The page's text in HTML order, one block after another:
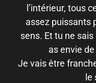
l’intérieur, tous
assez puissants
sens. Et tu ne
as envie
Je vais être
le